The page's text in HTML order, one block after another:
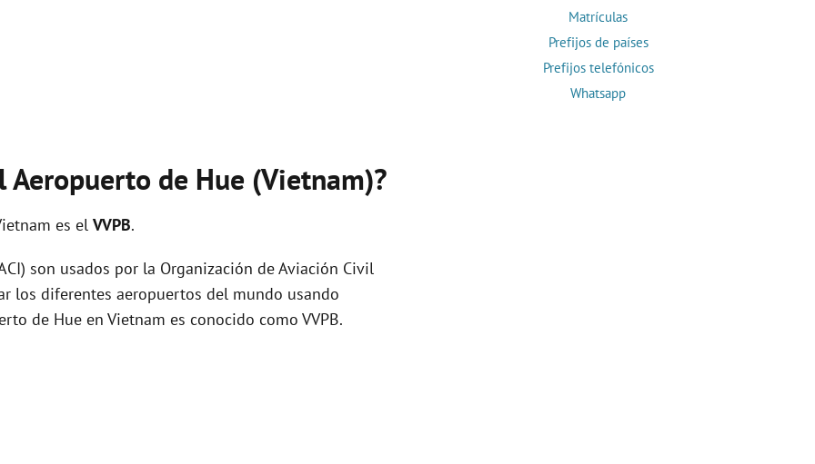
Aeropuerto de Hue (Vietnam)?
es el VVPB.
son usados por la Organización de Aviación Civil
los diferentes aeropuertos del mundo usando
de Hue en Vietnam es conocido como VVPB.
Matrículas
Prefijos de países
Prefijos telefónicos
Whatsapp